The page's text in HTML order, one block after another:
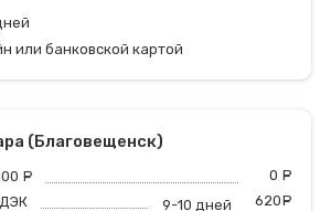
или банковской картой
(Благовещенск)
0
9-10 дней 620